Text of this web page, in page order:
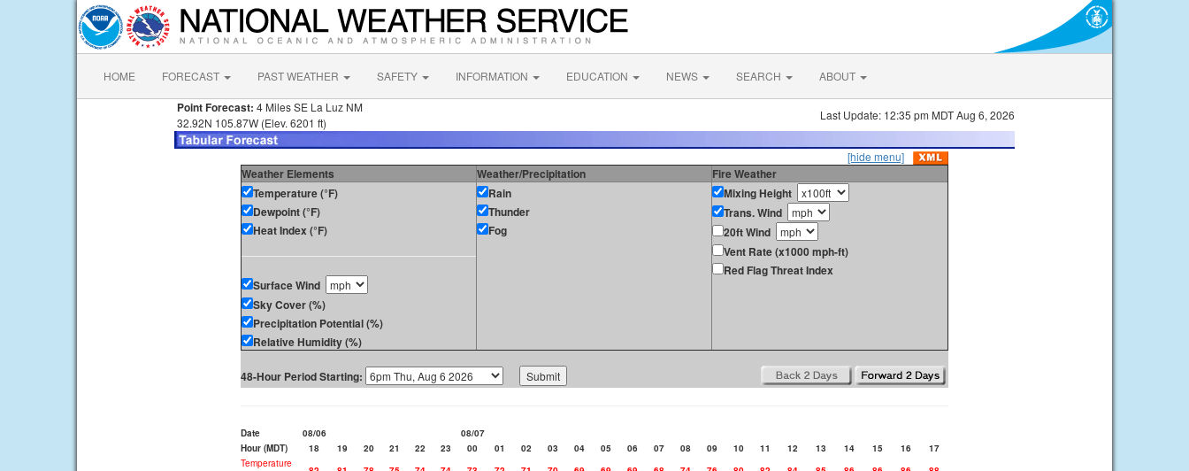
HOME FORECAST PAST WEATHER SAFETY INFORMATION EDUCATION NEWS SEARCH ABOUT
Point Forecast: 4 Miles SE La Luz NM
32.92N 105.87W (Elev. 6201 ft)
Last Update: 12:35 pm MDT Aug 6, 2026
[hide menu]
Weather Elements Weather/Precipitation
Fire Weather
Temperature (°F)
Dewpoint (°F)
Heat Index (°F)
Surface Wind
Sky Cover (%)
Precipitation Potential (%)
Relative Humidity (%)
Rain
Thunder
Fog
Mixing Height
Trans. Wind
20ft Wind
Vent Rate (x1000 mph-ft)
Red Flag Threat Index
48-Hour Period Starting:
Date 08/06
08/07
Hour (MDT)
18 19 20 21 22 23 00 01 02 03 04 05 06 07 08 09 10 11 12 13 14 15 16
17
Temperature